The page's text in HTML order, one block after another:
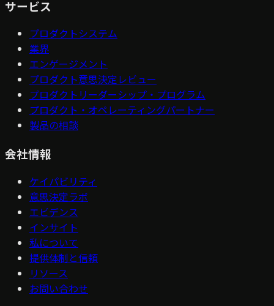
サービス
プロダクトシステム
業界
エンゲージメント
プロダクト意思決定レビュー
プロダクトリーダーシップ・プログラム
プロダクト・オペレーティングパートナー
製品の相談
会社情報
ケイパビリティ
意思決定ラボ
エビデンス
インサイト
私について
提供体制と信頼
リソース
お問い合わせ